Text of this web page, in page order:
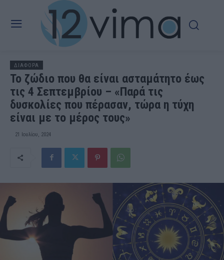
ΔΙΑΦΟΡΑ
Το ζώδιο που θα είναι ασταμάτητο έως
τις 4 Σεπτεμβρίου – «Παρά τις
δυσκολίες που πέρασαν, τώρα η τύχη
είναι με το μέρος τους»
21 Ιουλίου, 2024